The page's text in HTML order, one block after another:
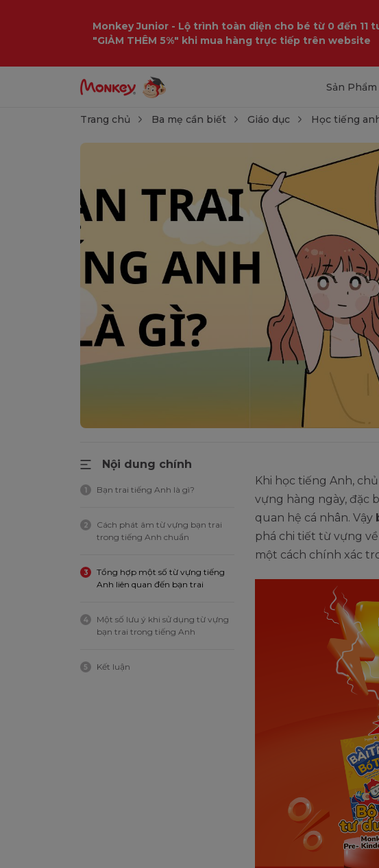
Monkey Junior - Lộ trình toàn diện cho bé từ 0 đến 11
"GIẢM THÊM 5%" khi mua hàng trực tiếp trên website
Sản Phẩm
Trang chủ Ba mẹ cần biết Giáo dục Học tiếng
Nội dung chính
1 Bạn trai tiếng Anh là gì?
2
Cách phát âm từ vựng bạn trai
trong tiếng Anh chuẩn
3
Tổng hợp một số từ vựng tiếng
Anh liên quan đến bạn trai
4
Một số lưu ý khi sử dụng từ vựng
bạn trai trong tiếng Anh
5 Kết luận
Khi học tiếng Anh,
vựng hàng ngày, đặc
quan hệ cá nhân. Vậy
phá chi tiết từ vựng
một cách chính xác